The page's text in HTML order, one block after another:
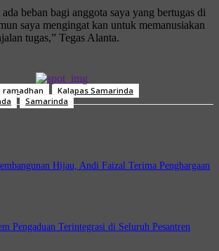
beban bagi anggota saya yang bertugas di
saya mengingat kan untuk memanusiakan
tugas,” Tegas Alanta.
ramadhan
Kalapas Samarinda
Samarinda
Hijau, Andi Faizal Terima Penghargaan
Pengaduan Terintegrasi di Seluruh Pesantren